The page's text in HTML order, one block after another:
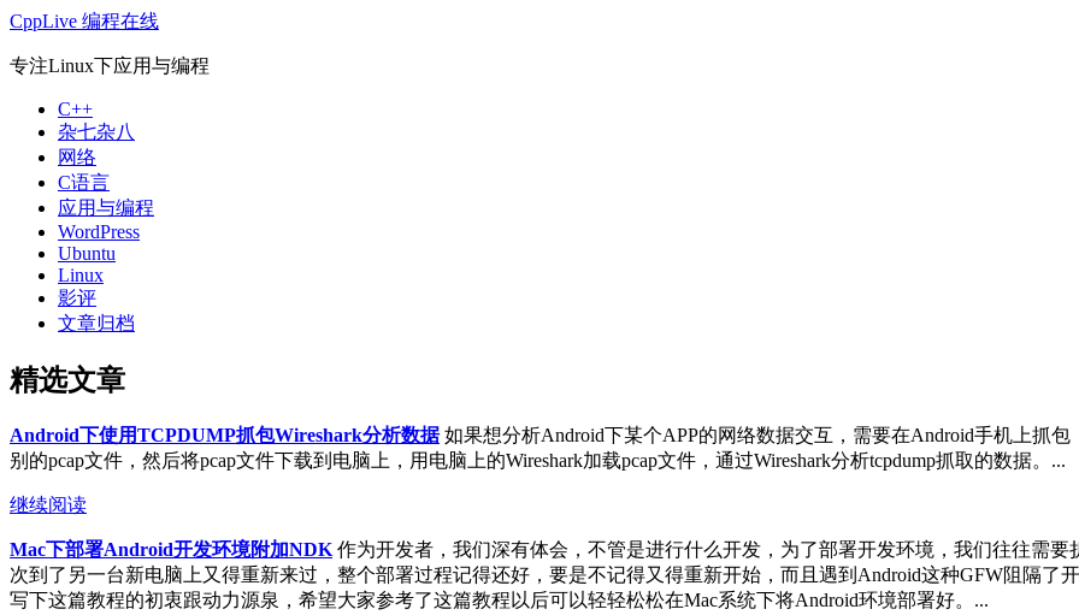
CppLive 编程在线
专注Linux下应用与编程
C++
杂七杂八
网络
C语言
应用与编程
WordPress
Ubuntu
Linux
影评
文章归档
精选文章
Android下使用TCPDUMP抓包Wireshark分析数据如果想分析Android下某个APP的网络数据交互，需要在Android手机上抓包
别的pcap文件，然后将pcap文件下载到电脑上，用电脑上的Wireshark加载pcap文件，通过Wireshark分析tcpdump抓取的数据。...
继续阅读
Mac下部署Android开发环境附加NDK 作为开发者，我们深有体会，不管是进行什么开发，为了部署开发环境，我们往往需
次到了另一台新电脑上又得重新来过，整个部署过程记得还好，要是不记得又得重新开始，而且遇到Android这种GFW阻隔
写下这篇教程的初衷跟动力源泉，希望大家参考了这篇教程以后可以轻轻松松在Mac系统下将Android环境部署好。...